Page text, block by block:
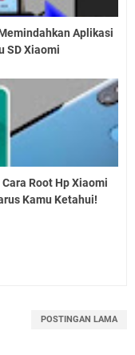
Aplikasi
SD Xiaomi
Root Hp Xiaomi
Kamu Ketahui!
POSTINGAN LAMA